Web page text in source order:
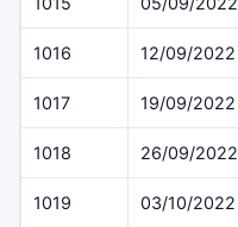
1016 12/09/2022
1017 19/09/2022
1018 26/09/2022
1019 03/10/2022